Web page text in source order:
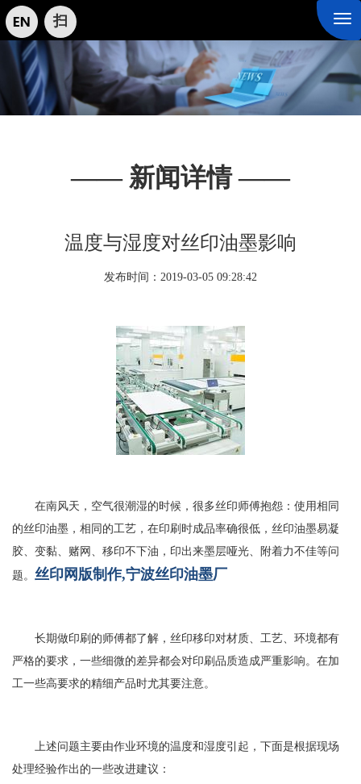
扫
—— 新闻详情 ——
温度与湿度对丝印油墨影响
发布时间： 2019-03-05 09:28:42
在南风天，空气很潮湿的时候，很多丝印师傅抱怨：使用相同
的丝印油墨，相同的工艺，在印刷时成品率确很低，丝印油墨易凝
胶、变黏、赌网、移印不下油，印出来墨层哑光、附着力不佳等问
题。 丝印网版制作,宁波丝印油墨厂
长期做印刷的师傅都了解，丝印移印对材质、工艺、环境都有
严格的要求，一些细微的差异都会对印刷品质造成严重影响。在加
工一些高要求的精细产品时尤其要注意。
上述问题主要由作业环境的温度和湿度引起，下面是根据现场
处理经验作出的一些改进建议：